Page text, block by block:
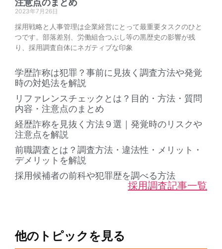
注意点のまとめ
2023年7月26日
採用戦略と人事管理は企業経営にとって最重要タスクのひと
つです。部落差別、労働組合つぶし等の黒歴史の影響が残
り、採用調査自体にネガティブな印象
学歴詐称は犯罪？事前に見抜く調査方法や発覚
時の対処法を解説
リファレンスチェックとは？目的・方法・質問
内容・注意点のまとめ
経歴詐称を見抜く方法９選｜発覚時のリスクや
注意点を解説
前職調査とは？調査方法・違法性・メリット・
デメリットを解説
採用候補者の前科や犯罪歴を調べる方法
採用調査記事一覧
他のトピックを見る